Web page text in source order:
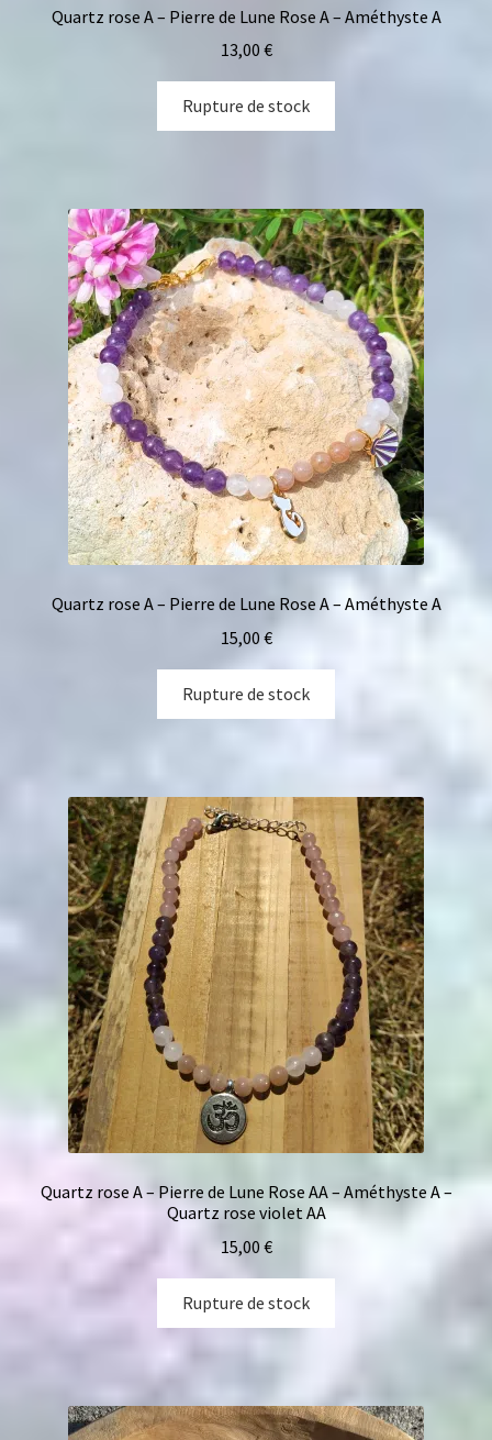
Quartz rose A – Pierre de Lune Rose A – Améthyste A
13,00 €
Rupture de stock
Quartz rose A – Pierre de Lune Rose A – Améthyste A
15,00 €
Rupture de stock
Quartz rose A – Pierre de Lune Rose AA – Améthyste A –
Quartz rose violet AA
15,00 €
Rupture de stock